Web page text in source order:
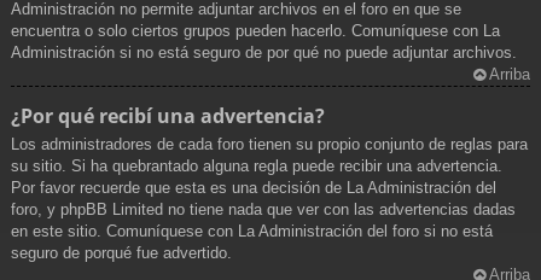
Administración no permite adjuntar archivos en el foro en que se
encuentra o solo ciertos grupos pueden hacerlo. Comuníquese con La
Administración si no está seguro de por qué no puede adjuntar archivos.
Arriba
¿Por qué recibí una advertencia?
Los administradores de cada foro tienen su propio conjunto de reglas para
su sitio. Si ha quebrantado alguna regla puede recibir una advertencia.
Por favor recuerde que esta es una decisión de La Administración del
foro, y phpBB Limited no tiene nada que ver con las advertencias dadas
en este sitio. Comuníquese con La Administración del foro si no está
seguro de porqué fue advertido.
Arriba